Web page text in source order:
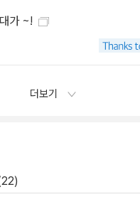
기회를 주기 위해 이 하치장이
모든 사람들은 즉시 추방됩
기도 한 건가요? 베르베르 : 독
니즘적인 통과제의를 체험하
은 시련들을 겪게 될 거고, 자
것입니다. 하지만 너무 걱정
겪기는 하지만, 이 책은 낙관
가 ~!
더보기